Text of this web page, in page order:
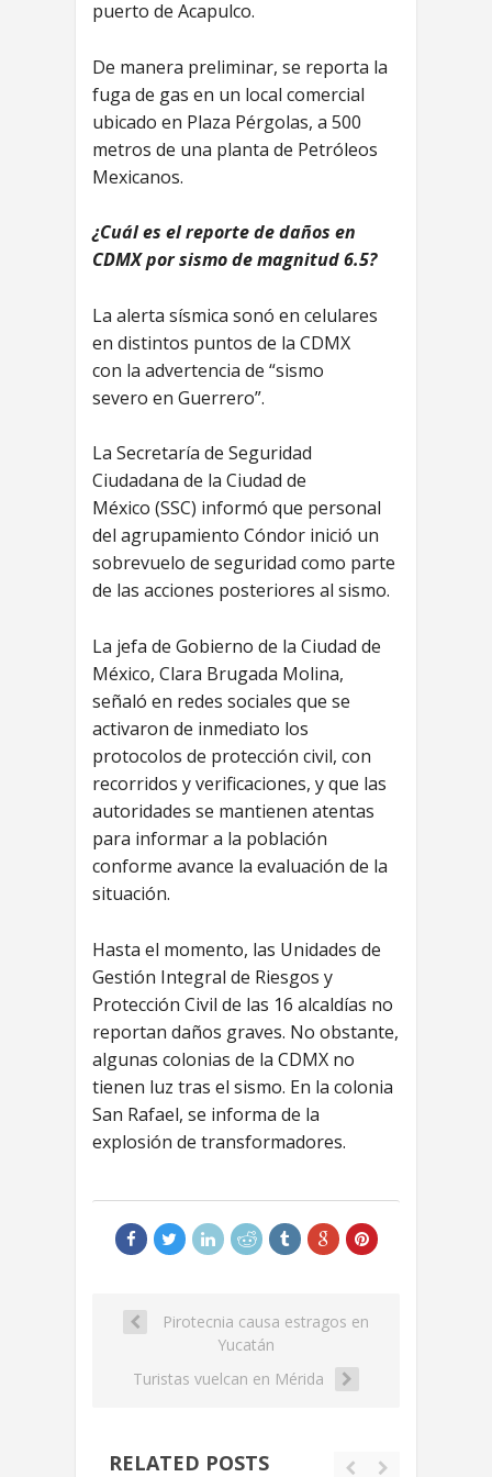
puerto de Acapulco.
De manera preliminar, se reporta la
fuga de gas en un local comercial
ubicado en Plaza Pérgolas, a 500
metros de una planta de Petróleos
Mexicanos.
¿Cuál es el reporte de daños en
CDMX por sismo de magnitud 6.5?
La alerta sísmica sonó en celulares
en distintos puntos de la CDMX
con la advertencia de “sismo
severo en Guerrero”.
La Secretaría de Seguridad
Ciudadana de la Ciudad de
México (SSC) informó que personal
del agrupamiento Cóndor inició un
sobrevuelo de seguridad como parte
de las acciones posteriores al sismo.
La jefa de Gobierno de la Ciudad de
México, Clara Brugada Molina,
señaló en redes sociales que se
activaron de inmediato los
protocolos de protección civil, con
recorridos y verificaciones, y que las
autoridades se mantienen atentas
para informar a la población
conforme avance la evaluación de la
situación.
Hasta el momento, las Unidades de
Gestión Integral de Riesgos y
Protección Civil de las 16 alcaldías no
reportan daños graves. No obstante,
algunas colonias de la CDMX no
tienen luz tras el sismo. En la colonia
San Rafael, se informa de la
explosión de transformadores.
Pirotecnia causa estragos en
Yucatán
Turistas vuelcan en Mérida
RELATED POSTS